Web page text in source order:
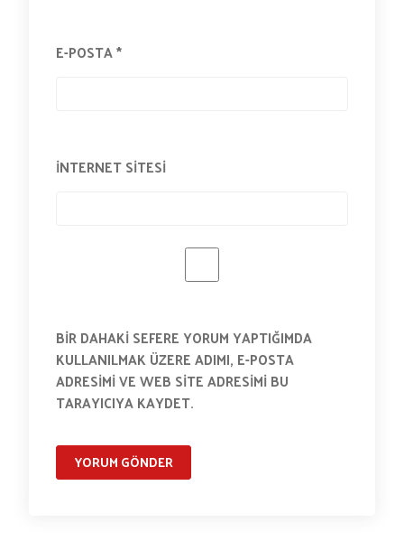
E-POSTA*
İNTERNET SITESI
BIR DAHAKI SEFERE YORUM YAPTIĞIMDA
KULLANILMAK ÜZERE ADIMI, E-POSTA
ADRESIMI VE WEB SITE ADRESIMI BU
TARAYICIYA KAYDET.